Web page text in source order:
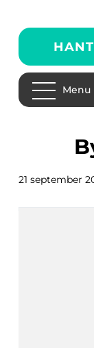
Menu
21 september